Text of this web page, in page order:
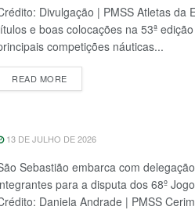
Divulgação | PMSS Atletas da
e boas colocações na 53ª
competições náuticas...
READ MORE
13 DE JULHO DE 2026
Sebastião embarca com
para a disputa dos 68º
Daniela Andrade | PMSS